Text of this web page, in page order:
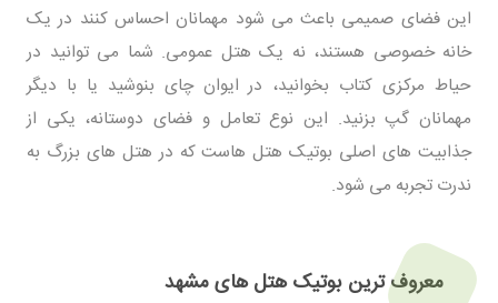
این فضای صمیمی باعث می شود مهمانان احساس کنند در یک
خانه خصوصی هستند، نه یک هتل عمومی. شما می توانید در
حیاط مرکزی کتاب بخوانید، در ایوان چای بنوشید یا با دیگر
مهمانان گپ بزنید. این نوع تعامل و فضای دوستانه، یکی از
جذابیت های اصلی بوتیک هتل هاست که در هتل های بزرگ به
ندرت تجربه می شود.
معروف ترین بوتیک هتل های مشهد